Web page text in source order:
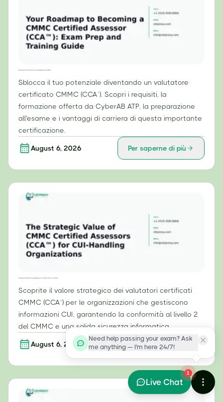
Sblocca il tuo potenziale diventando un valutatore
certificato CMMC (CCA™). Scopri i requisiti, la
formazione offerta da CyberAB ATP, la preparazione
all'esame e i vantaggi di carriera di questa importante
certificazione.
August 6, 2026 Per saperne di più
Scoprite il valore strategico dei valutatori certificati
CMMC (CCA™) per le organizzazioni che gestiscono
informazioni CUI, garantendo la conformità al livello 2
del CMMC e una solida sicurezza informatica.
August 6, 2026 Per saperne di più
Need help passing your exam? Ask
me anything — I'm here 24/7!
1
Live Chat